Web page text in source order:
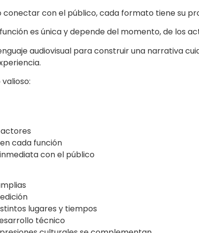
conectar con el público, cada formato tiene su
es única y depende del momento, de los
audiovisual para construir una narrativa
cada función
con el público
lugares y tiempos
técnico